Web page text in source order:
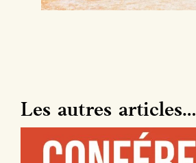
Les autres articles…